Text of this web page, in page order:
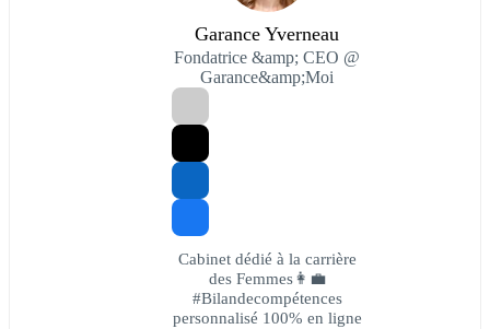
Garance Yverneau
Fondatrice &amp; CEO @
Garance&amp;Moi
Cabinet dédié à la carrière
des Femmes👩‍💼
#Bilandecompétences
personnalisé 100% en ligne